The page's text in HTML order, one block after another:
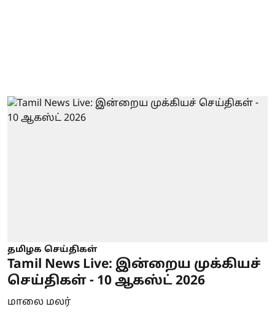
தமிழக செய்திகள்
Tamil News Live: இன்றைய முக்கியச்
செய்திகள் - 10 ஆகஸ்ட் 2026
மாலை மலர்